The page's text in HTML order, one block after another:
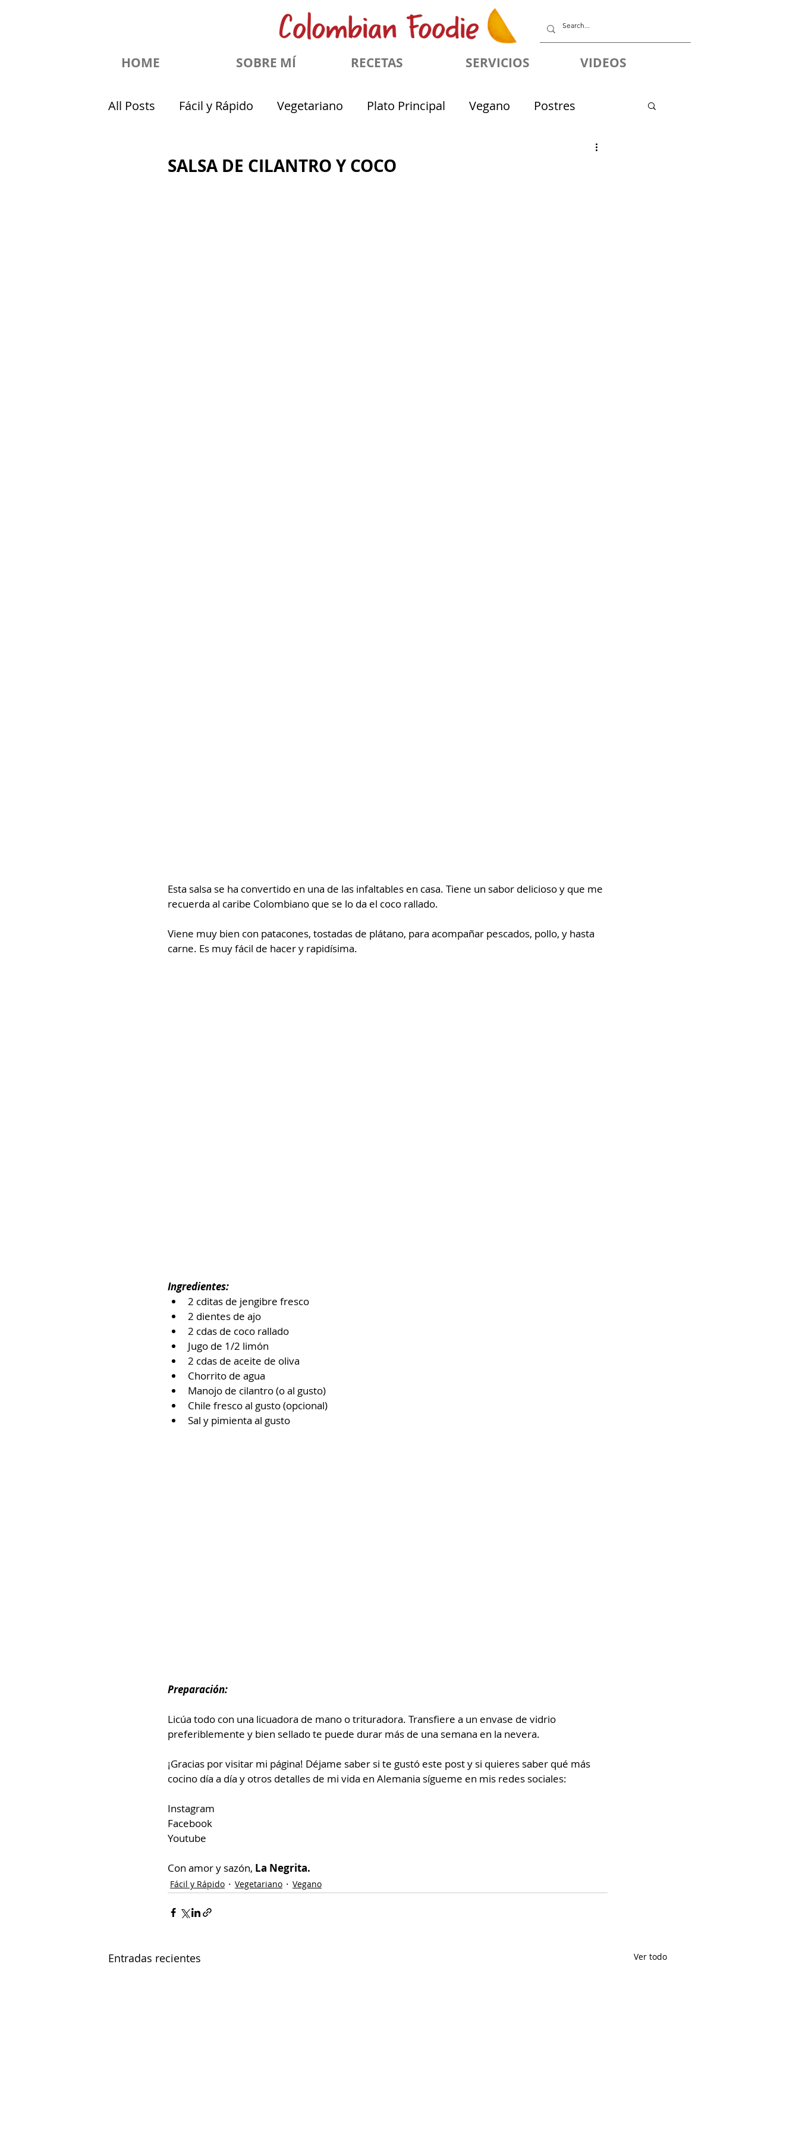
HOME SOBRE MÍ RECETAS SERVICIOS VIDEOS
All Posts Fácil y Rápido Vegetariano Plato Principal Vegano Postres
SALSA DE CILANTRO Y COCO
Esta salsa se ha convertido en una de las infaltables en casa. Tiene un sabor delicioso y que me
recuerda al caribe Colombiano que se lo da el coco rallado.
Viene muy bien con patacones, tostadas de plátano, para acompañar pescados, pollo, y hasta
carne. Es muy fácil de hacer y rapidísima.
Ingredientes:
2 cditas de jengibre fresco⁣
2 dientes de ajo⁣
2 cdas de coco rallado⁣
Jugo de 1/2 limón⁣
2 cdas de aceite de oliva ⁣
Chorrito de agua⁣
Manojo de cilantro (o al gusto)
Chile fresco al gusto (opcional)
Sal y pimienta al gusto
Preparación:
Licúa todo con una licuadora de mano o trituradora. Transfiere a un envase de vidrio
preferiblemente y bien sellado te puede durar más de una semana en la nevera.
¡Gracias por visitar mi página! Déjame saber si te gustó este post y si quieres saber qué más
cocino día a día y otros detalles de mi vida en Alemania sígueme en mis redes sociales:
Instagram
Facebook
Youtube
Con amor y sazón, La Negrita.
Fácil y Rápido Vegetariano Vegano
Entradas recientes Ver todo